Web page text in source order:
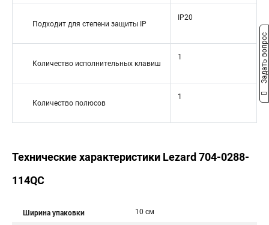
Подходит для степени защиты IP
IP20
Количество исполнительных клавиш
1
Количество полюсов
1
Технические характеристики Lezard 704-0288-
114QC
Ширина упаковки 10 см
Задать вопрос